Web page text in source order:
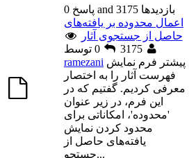
0 پاسخ and 3175 بازديدها
اعمال محدوده بر یافته‌های
حاصل از جستجوی آثار
3175توسط
ramezani پیشتر فرم نمایش
فهرست آثار را به اختصار
معرفی کردیم. گفتیم که در
این فرم، در زیر عنوان
'محدوده'، امکاناتی برای
محدود کردن نمایش
یافته‌های حاصل از
جستجو...